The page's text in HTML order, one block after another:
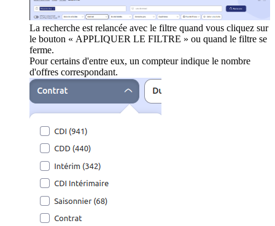
La recherche est relancée avec le filtre quand vous cliquez sur
le bouton « APPLIQUER LE FILTRE » ou quand le filtre se
ferme.
Pour certains d'entre eux, un compteur indique le nombre
d'offres correspondant.